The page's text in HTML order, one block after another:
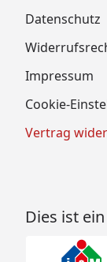
Datenschutz
Impressum
Cookie-
Vertrag
Dies ist